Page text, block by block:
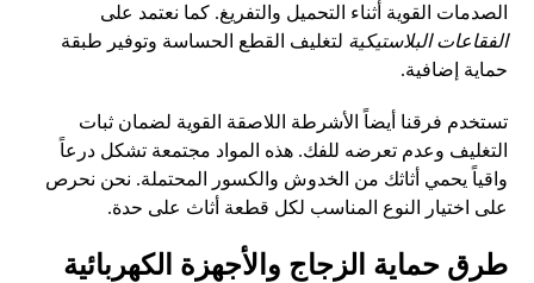
الصدمات القوية أثناء التحميل والتفريغ. كما نعتمد على
الفقاعات البلاستيكية لتغليف القطع الحساسة وتوفير طبقة
حماية إضافية.
تستخدم فرقنا أيضاً الأشرطة اللاصقة القوية لضمان ثبات
التغليف وعدم تعرضه للفك. هذه المواد مجتمعة تشكل درعاً
واقياً يحمي أثاثك من الخدوش والكسور المحتملة. نحن نحرص
على اختيار النوع المناسب لكل قطعة أثاث على حدة.
طرق حماية الزجاج والأجهزة الكهربائية